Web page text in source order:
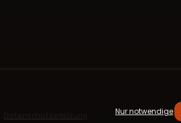
Nur notwendige